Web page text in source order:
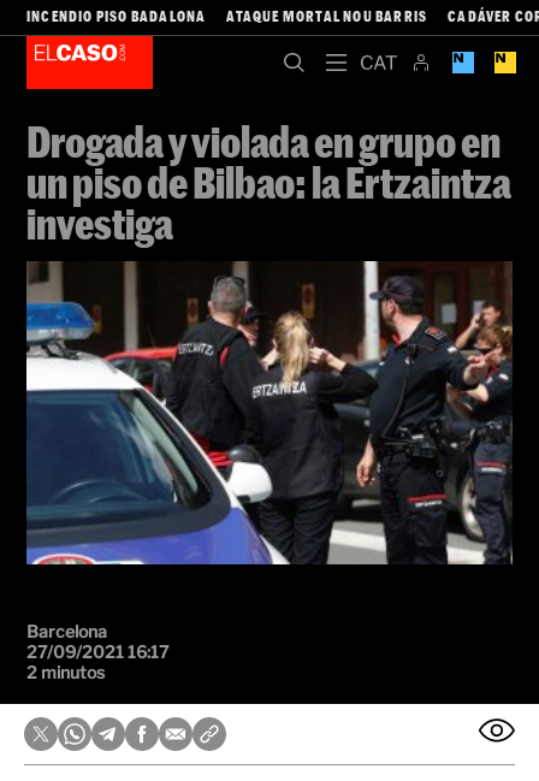
INCENDIO PISO BADALONA ATAQUE MORTAL NOU BARRIS CADÁVER
Drogada y violada en grupo en
un piso de Bilbao: la Ertzaintza
investiga
Barcelona
27/09/2021 16:17
2 minutos